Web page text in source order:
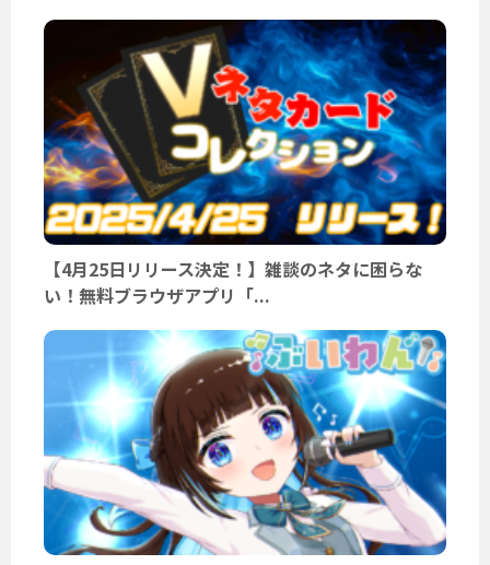
【4月25日リリース決定！】雑談のネタに困らな
い！無料ブラウザアプリ「...